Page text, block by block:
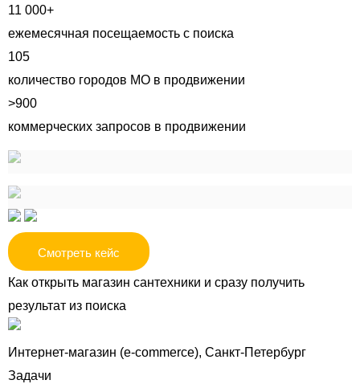
11 000+
ежемесячная посещаемость с поиска
105
количество городов МО в продвижении
>900
коммерческих запросов в продвижении
Смотреть кейс
Как открыть магазин сантехники и сразу получить
результат из поиска
Интернет-магазин (e-commerce), Санкт-Петербург
Задачи